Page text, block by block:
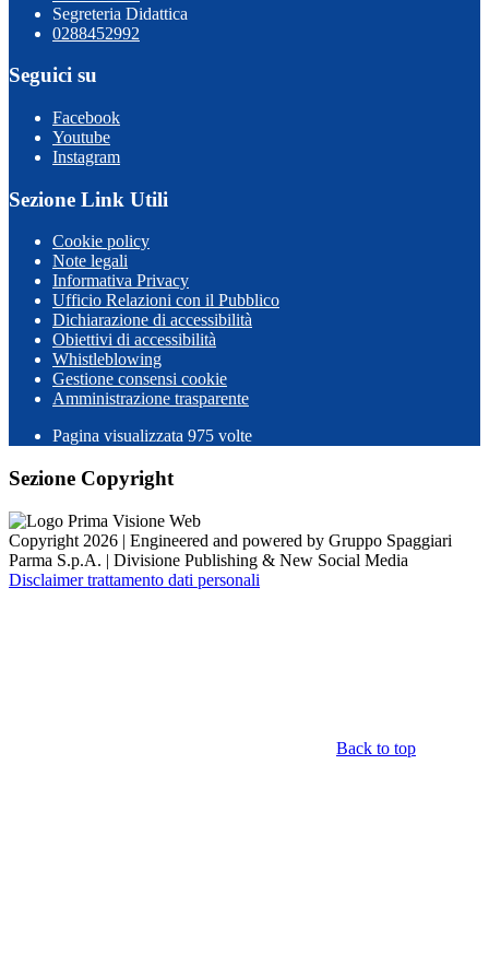
Segreteria Didattica
0288452992
Seguici su
Facebook
Youtube
Instagram
Sezione Link Utili
Cookie policy
Note legali
Informativa Privacy
Ufficio Relazioni con il Pubblico
Dichiarazione di accessibilità
Obiettivi di accessibilità
Whistleblowing
Gestione consensi cookie
Amministrazione trasparente
Pagina visualizzata 975 volte
Sezione Copyright
Copyright 2026 | Engineered and powered by Gruppo Spaggiari
Parma S.p.A. | Divisione Publishing & New Social Media
Disclaimer trattamento dati personali
Back to top